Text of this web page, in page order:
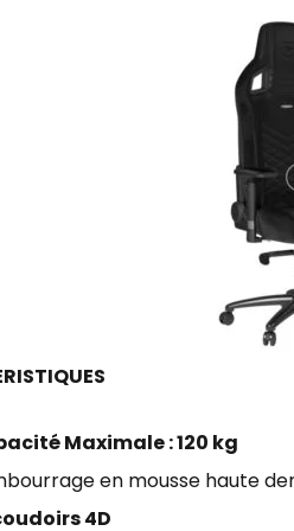
Maximale : 120 kg
en mousse haute
4D